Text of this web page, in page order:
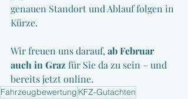
genauen Standort und Ablauf folgen in
Kürze.
Wir freuen uns darauf, ab Februar
auch in Graz für Sie da zu sein – und
bereits jetzt online.
Fahrzeugbewertung KFZ-Gutachten